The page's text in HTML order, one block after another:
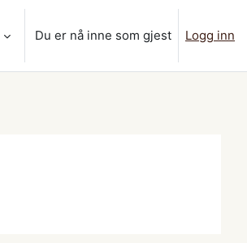
Du er nå inne som gjest Logg inn